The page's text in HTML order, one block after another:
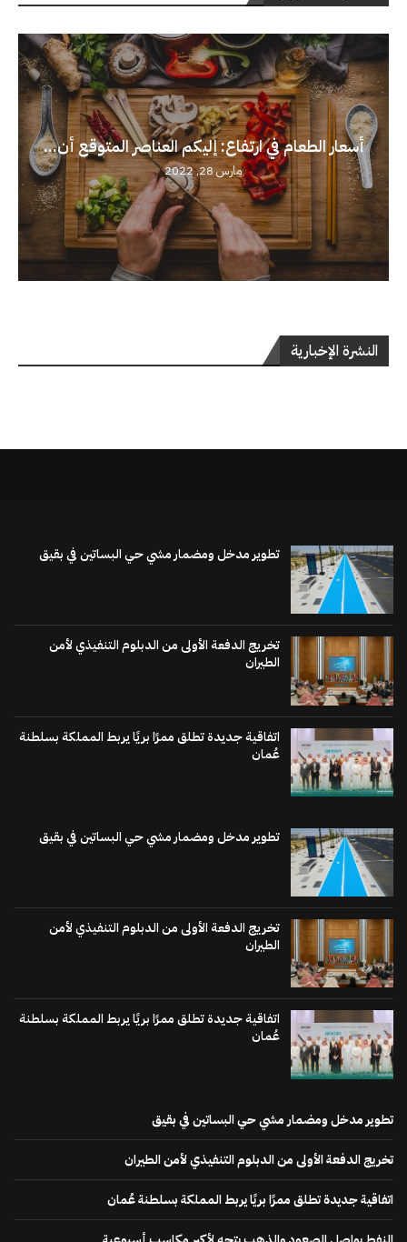
أسعار الطعام في ارتفاع: إليكم العناصر المتوقع أن...
مارس 28, 2022
النشرة الإخبارية
تطوير مدخل ومضمار مشي حي البساتين في بقيق
تخريج الدفعة الأولى من الدبلوم التنفيذي لأمن
الطيران
اتفاقية جديدة تطلق ممرًا بريًا يربط المملكة بسلطنة
عُمان
تطوير مدخل ومضمار مشي حي البساتين في بقيق
تخريج الدفعة الأولى من الدبلوم التنفيذي لأمن
الطيران
اتفاقية جديدة تطلق ممرًا بريًا يربط المملكة بسلطنة
عُمان
تطوير مدخل ومضمار مشي حي البساتين في بقيق
تخريج الدفعة الأولى من الدبلوم التنفيذي لأمن الطيران
اتفاقية جديدة تطلق ممرًا بريًا يربط المملكة بسلطنة عُمان